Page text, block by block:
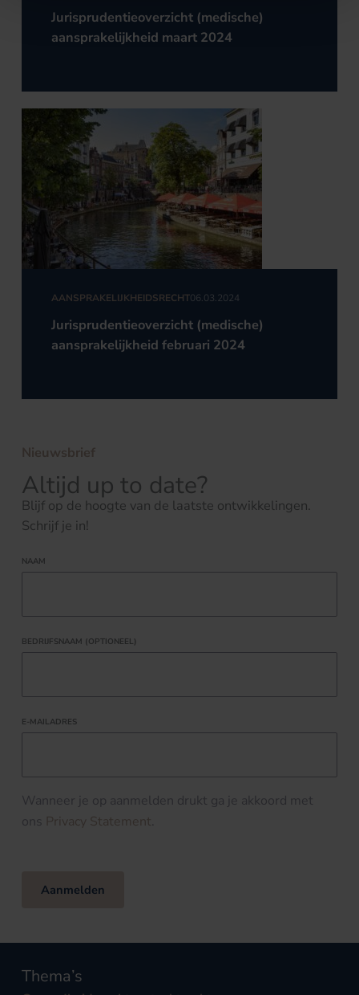
Jurisprudentieoverzicht (medische)
aansprakelijkheid maart 2024
AANSPRAKELIJKHEIDSRECHT06.03.2024
Jurisprudentieoverzicht (medische)
aansprakelijkheid februari 2024
Nieuwsbrief
Altijd up to date?
Blijf op de hoogte van de laatste ontwikkelingen.
Schrijf je in!
NAAM
BEDRIJFSNAAM (OPTIONEEL)
E-MAILADRES
Wanneer je op aanmelden drukt ga je akkoord met
ons Privacy Statement.
Aanmelden
Thema’s